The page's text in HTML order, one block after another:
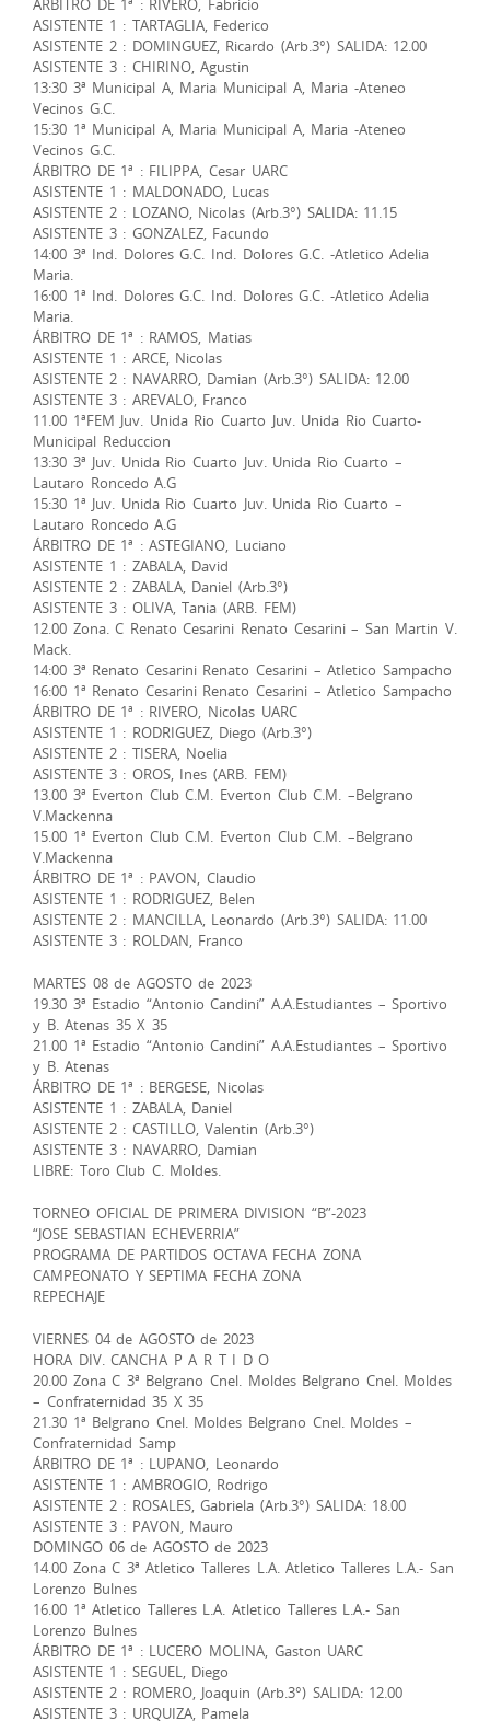
ÁRBITRO DE 1ª : RIVERO, Fabricio
ASISTENTE 1 : TARTAGLIA, Federico
ASISTENTE 2 : DOMINGUEZ, Ricardo (Arb.3°) SALIDA: 12.00
ASISTENTE 3 : CHIRINO, Agustin
13:30 3ª Municipal A, Maria Municipal A, Maria -Ateneo
Vecinos G.C.
15:30 1ª Municipal A, Maria Municipal A, Maria -Ateneo
Vecinos G.C.
ÁRBITRO DE 1ª : FILIPPA, Cesar UARC
ASISTENTE 1 : MALDONADO, Lucas
ASISTENTE 2 : LOZANO, Nicolas (Arb.3°) SALIDA: 11.15
ASISTENTE 3 : GONZALEZ, Facundo
14:00 3ª Ind. Dolores G.C. Ind. Dolores G.C. -Atletico Adelia
Maria.
16:00 1ª Ind. Dolores G.C. Ind. Dolores G.C. -Atletico Adelia
Maria.
ÁRBITRO DE 1ª : RAMOS, Matias
ASISTENTE 1 : ARCE, Nicolas
ASISTENTE 2 : NAVARRO, Damian (Arb.3°) SALIDA: 12.00
ASISTENTE 3 : AREVALO, Franco
11.00 1ªFEM Juv. Unida Rio Cuarto Juv. Unida Rio Cuarto-
Municipal Reduccion
13:30 3ª Juv. Unida Rio Cuarto Juv. Unida Rio Cuarto –
Lautaro Roncedo A.G
15:30 1ª Juv. Unida Rio Cuarto Juv. Unida Rio Cuarto –
Lautaro Roncedo A.G
ÁRBITRO DE 1ª : ASTEGIANO, Luciano
ASISTENTE 1 : ZABALA, David
ASISTENTE 2 : ZABALA, Daniel (Arb.3°)
ASISTENTE 3 : OLIVA, Tania (ARB. FEM)
12.00 Zona. C Renato Cesarini Renato Cesarini – San Martin V.
Mack.
14:00 3ª Renato Cesarini Renato Cesarini – Atletico Sampacho
16:00 1ª Renato Cesarini Renato Cesarini – Atletico Sampacho
ÁRBITRO DE 1ª : RIVERO, Nicolas UARC
ASISTENTE 1 : RODRIGUEZ, Diego (Arb.3°)
ASISTENTE 2 : TISERA, Noelia
ASISTENTE 3 : OROS, Ines (ARB. FEM)
13.00 3ª Everton Club C.M. Everton Club C.M. –Belgrano
V.Mackenna
15.00 1ª Everton Club C.M. Everton Club C.M. –Belgrano
V.Mackenna
ÁRBITRO DE 1ª : PAVON, Claudio
ASISTENTE 1 : RODRIGUEZ, Belen
ASISTENTE 2 : MANCILLA, Leonardo (Arb.3°) SALIDA: 11.00
ASISTENTE 3 : ROLDAN, Franco
MARTES 08 de AGOSTO de 2023
19.30 3ª Estadio “Antonio Candini” A.A.Estudiantes – Sportivo
y B. Atenas 35 X 35
21.00 1ª Estadio “Antonio Candini” A.A.Estudiantes – Sportivo
y B. Atenas
ÁRBITRO DE 1ª : BERGESE, Nicolas
ASISTENTE 1 : ZABALA, Daniel
ASISTENTE 2 : CASTILLO, Valentin (Arb.3°)
ASISTENTE 3 : NAVARRO, Damian
LIBRE: Toro Club C. Moldes.
TORNEO OFICIAL DE PRIMERA DIVISION “B”-2023
“JOSE SEBASTIAN ECHEVERRIA”
PROGRAMA DE PARTIDOS OCTAVA FECHA ZONA
CAMPEONATO Y SEPTIMA FECHA ZONA
REPECHAJE
VIERNES 04 de AGOSTO de 2023
HORA DIV. CANCHA P A R T I D O
20.00 Zona C 3ª Belgrano Cnel. Moldes Belgrano Cnel. Moldes
– Confraternidad 35 X 35
21.30 1ª Belgrano Cnel. Moldes Belgrano Cnel. Moldes –
Confraternidad Samp
ÁRBITRO DE 1ª : LUPANO, Leonardo
ASISTENTE 1 : AMBROGIO, Rodrigo
ASISTENTE 2 : ROSALES, Gabriela (Arb.3°) SALIDA: 18.00
ASISTENTE 3 : PAVON, Mauro
DOMINGO 06 de AGOSTO de 2023
14.00 Zona C 3ª Atletico Talleres L.A. Atletico Talleres L.A.- San
Lorenzo Bulnes
16.00 1ª Atletico Talleres L.A. Atletico Talleres L.A.- San
Lorenzo Bulnes
ÁRBITRO DE 1ª : LUCERO MOLINA, Gaston UARC
ASISTENTE 1 : SEGUEL, Diego
ASISTENTE 2 : ROMERO, Joaquin (Arb.3°) SALIDA: 12.00
ASISTENTE 3 : URQUIZA, Pamela